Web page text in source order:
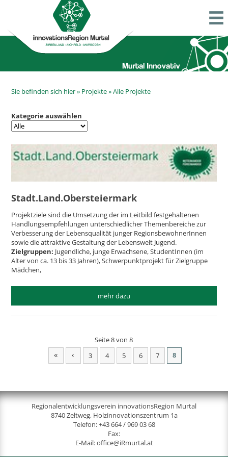
Sie befinden sich hier » Projekte»Alle Projekte
Kategorie auswählen
Stadt.Land.Obersteiermark
Projektziele sind die Umsetzung der im Leitbild festgehaltenen
Handlungsempfehlungen unterschiedlicher Themenbereiche zur
Verbesserung der Lebensqualität junger RegionsbewohnerInnen
sowie die attraktive Gestaltung der Lebenswelt Jugend.
Zielgruppen: Jugendliche, junge Erwachsene, StudentInnen (im
Alter von ca. 13 bis 33 Jahren), Schwerpunktprojekt für Zielgruppe
Mädchen,
mehr dazu
Seite 8 von 8
« ‹ 3 4 5 6 7 8
Regionalentwicklungsverein innovationsRegion Murtal
8740 Zeltweg, Holzinnovationszentrum 1a
Telefon:+43 664 / 969 03 68
Fax:
E-Mail:office@iRmurtal.at